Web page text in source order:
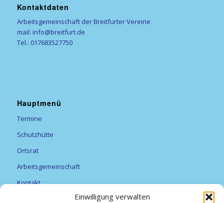
Einwilligung verwalten
Kontaktdaten
Arbeitsgemeinschaft der Breitfurter Vereine
mail: info@breitfurt.de
Tel.: 017683527750
Hauptmenü
Termine
Schutzhütte
Ortsrat
Arbeitsgemeinschaft
Kontakt